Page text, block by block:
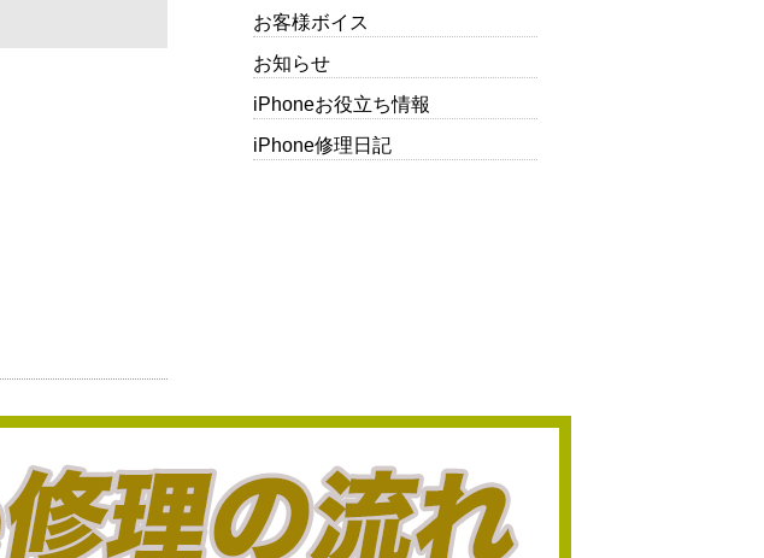
お客様ボイス
お知らせ
iPhoneお役立ち情報
iPhone修理日記